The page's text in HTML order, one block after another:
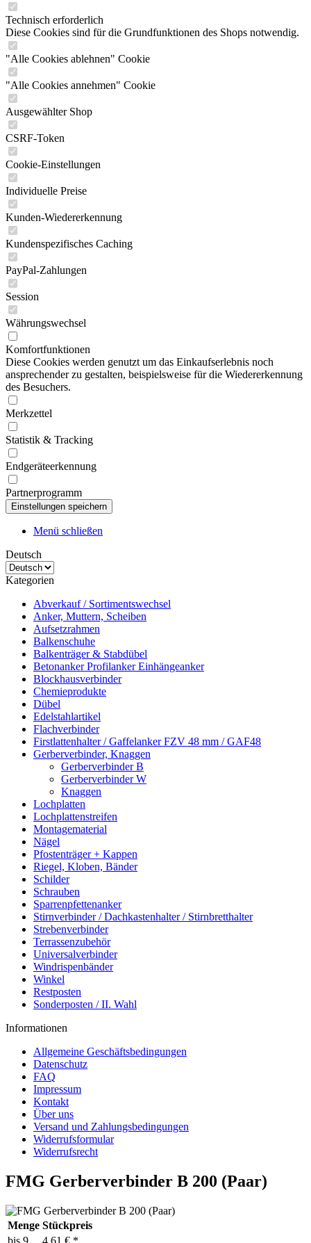
Technisch erforderlich
Diese Cookies sind für die Grundfunktionen des Shops notwendig.
"Alle Cookies ablehnen" Cookie
"Alle Cookies annehmen" Cookie
Ausgewählter Shop
CSRF-Token
Cookie-Einstellungen
Individuelle Preise
Kunden-Wiedererkennung
Kundenspezifisches Caching
PayPal-Zahlungen
Session
Währungswechsel
Komfortfunktionen
Diese Cookies werden genutzt um das Einkaufserlebnis noch
ansprechender zu gestalten, beispielsweise für die Wiedererkennung
des Besuchers.
Merkzettel
Statistik & Tracking
Endgeräteerkennung
Partnerprogramm
Menü schließen
Deutsch
Kategorien
Abverkauf / Sortimentswechsel
Anker, Muttern, Scheiben
Aufsetzrahmen
Balkenschuhe
Balkenträger & Stabdübel
Betonanker Profilanker Einhängeanker
Blockhausverbinder
Chemieprodukte
Dübel
Edelstahlartikel
Flachverbinder
Firstlattenhalter / Gaffelanker FZV 48 mm / GAF48
Gerberverbinder, Knaggen
Gerberverbinder B
Gerberverbinder W
Knaggen
Lochplatten
Lochplattenstreifen
Montagematerial
Nägel
Pfostenträger + Kappen
Riegel, Kloben, Bänder
Schilder
Schrauben
Sparrenpfettenanker
Stirnverbinder / Dachkastenhalter / Stirnbretthalter
Strebenverbinder
Terrassenzubehör
Universalverbinder
Windrispenbänder
Winkel
Restposten
Sonderposten / II. Wahl
Informationen
Allgemeine Geschäftsbedingungen
Datenschutz
FAQ
Impressum
Kontakt
Über uns
Versand und Zahlungsbedingungen
Widerrufsformular
Widerrufsrecht
FMG Gerberverbinder B 200 (Paar)
Menge Stückpreis
bis 9 4,61 € *